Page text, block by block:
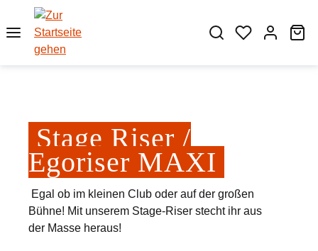
Zum Hauptinhalt springen
Stage Riser /
Egoriser MAXI
Egal ob im kleinen Club oder auf der großen
Bühne! Mit unserem Stage-Riser stecht ihr aus
der Masse heraus!